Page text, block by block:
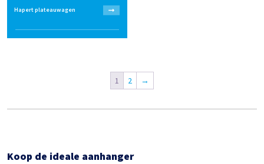
Hapert plateauwagen
1 2 →
Koop de ideale aanhanger